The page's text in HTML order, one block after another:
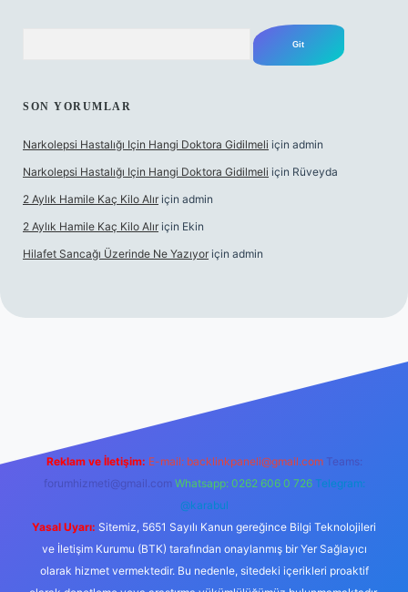
SON YORUMLAR
Narkolepsi Hastalığı Için Hangi Doktora Gidilmeli için admin
Narkolepsi Hastalığı Için Hangi Doktora Gidilmeli için Rüveyda
2 Aylık Hamile Kaç Kilo Alır için admin
2 Aylık Hamile Kaç Kilo Alır için Ekin
Hilafet Sancağı Üzerinde Ne Yazıyor için admin
Reklam ve İletişim: E-mail: backlinkpaneli@gmail.com Teams:
forumhizmeti@gmail.com Whatsapp: 0262 606 0 726 Telegram:
@karabul
Yasal Uyarı: Sitemiz, 5651 Sayılı Kanun gereğince Bilgi Teknolojileri
ve İletişim Kurumu (BTK) tarafından onaylanmış bir Yer Sağlayıcı
olarak hizmet vermektedir. Bu nedenle, sitedeki içerikleri proaktif